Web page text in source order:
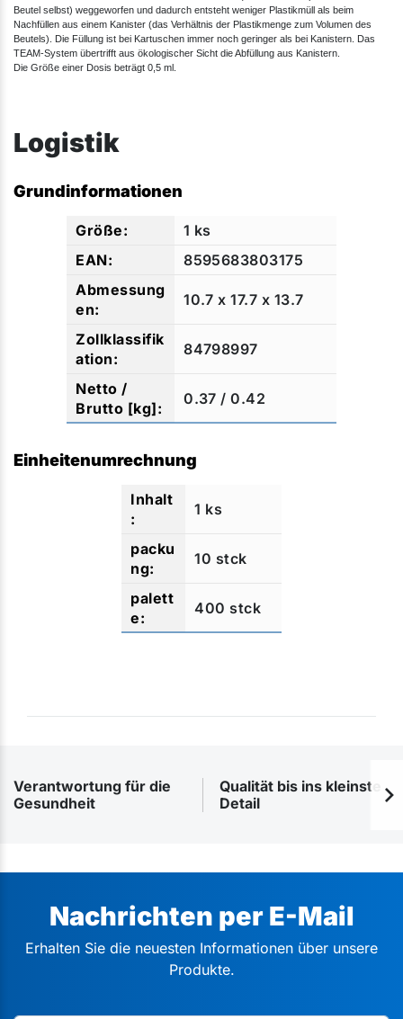
Beutel selbst) weggeworfen und dadurch entsteht weniger Plastikmüll als beim
Nachfüllen aus einem Kanister (das Verhältnis der Plastikmenge zum Volumen des
Beutels). Die Füllung ist bei Kartuschen immer noch geringer als bei Kanistern. Das
TEAM-System übertrifft aus ökologischer Sicht die Abfüllung aus Kanistern.
Die Größe einer Dosis beträgt 0,5 ml.​
Logistik
Grundinformationen
1 ks
8595683803175
10.7 x 17.7 x 13.7
84798997
0.37 / 0.42
Einheitenumrechnung
1 ks
10 stck
400 stck
Verantwortung für die
Gesundheit
Qualität bis ins kleinste
Detail
Nachrichten per E-Mail
Erhalten Sie die neuesten Informationen über unsere
Produkte.